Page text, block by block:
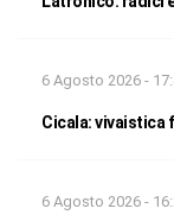
6 Agosto 2026 -
Cicala: vivaistica
6 Agosto 2026 -